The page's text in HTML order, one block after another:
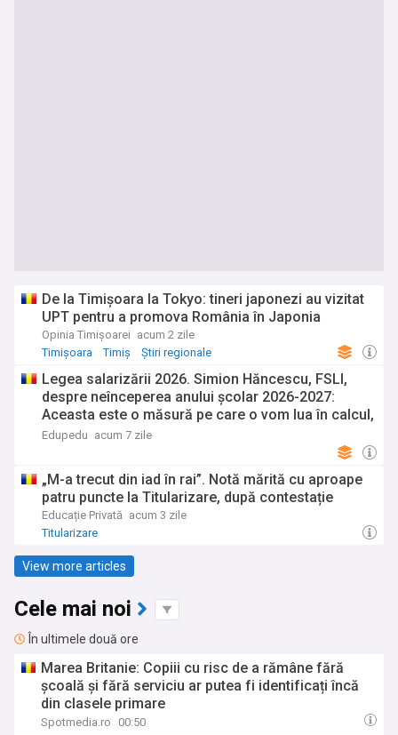
De la Timișoara la Tokyo: tineri japonezi au vizitat
UPT pentru a promova România în Japonia
Opinia Timișoarei acum 2 zile
Timișoara
Timiș Știri regionale
Legea salarizării 2026. Simion Hăncescu, FSLI,
despre neînceperea anului școlar 2026-2027:
Aceasta este o măsură pe care o vom lua în calcul,
dar decizia finală aparține angajaților, după ce
aceștia se vor întoarce în cancelarii. Profesorii
Edupedu acum 7 zile
„M-a trecut din iad în rai”. Notă mărită cu aproape
patru puncte la Titularizare, după contestație
Educație Privată acum 3 zile
Titularizare
View more articles
Cele mai noi
În ultimele două ore
Marea Britanie: Copiii cu risc de a rămâne fără
școală și fără serviciu ar putea fi identificați încă
din clasele primare
Spotmedia.ro 00:50